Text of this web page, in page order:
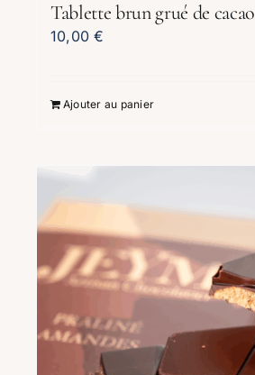
Tablette brun grué de cacao
10,00€
Ajouter au panier